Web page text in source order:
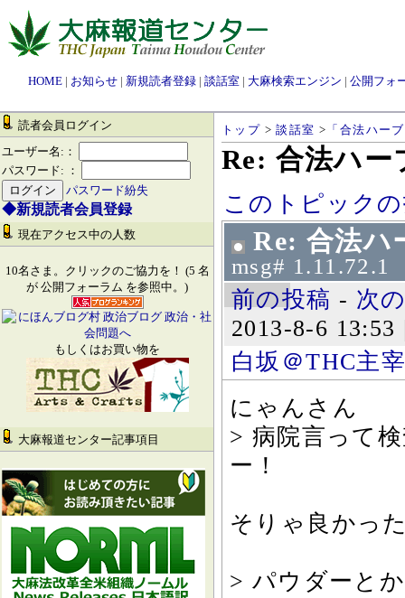
HOME | お知らせ | 新規読者登録 | 談話室 | 大麻検索エンジン | 公開フォ
読者会員ログイン
ユーザー名:：
パスワード: ：
パスワード紛失
◆新規読者会員登録
現在アクセス中の人数
10名さま。クリックのご協力を！ (5 名
が 公開フォーラム を参照中。)
もしくはお買い物を
大麻報道センター記事項目
トップ >談話室 > 「合法ハー
Re: 合法ハー
このトピック
Re: 合法ハ
msg# 1.11.72.1
前の投稿 - 次
2013-8-6
白坂＠THC主
にゃんさん
> 病院言って
ー！
そりゃ良かっ
> パウダーと